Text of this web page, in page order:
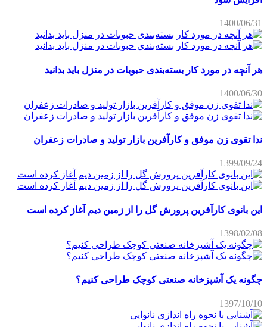
1400/06/31
هر آنچه در مورد کار بسته‌بندی حبوبات در منزل باید بدانید
1400/06/30
ندا تقوی زن موفق و کارآفرین بازار تولید و صادرات زعفران
1399/09/24
این بانوی کارآفرین پرورش گل را از زمین دیم آغاز کرده است
1398/02/08
چگونه یک آشپزخانه صنعتی کوچک طراحی کنیم؟
1397/10/10